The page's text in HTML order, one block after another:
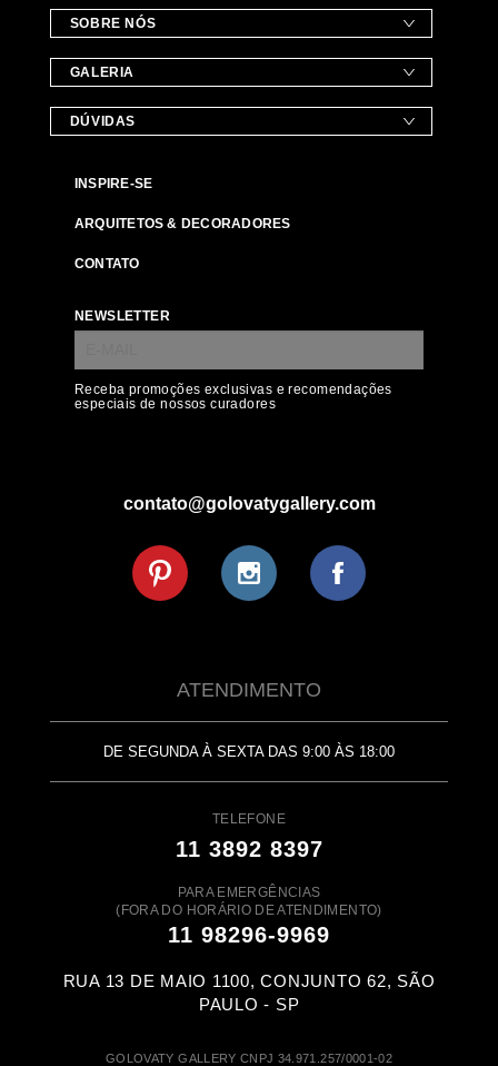
SOBRE NÓS
GALERIA
DÚVIDAS
INSPIRE-SE
ARQUITETOS & DECORADORES
CONTATO
NEWSLETTER
Receba promoções exclusivas e recomendações
especiais de nossos curadores
contato@golovatygallery.com
ATENDIMENTO
DE SEGUNDA À SEXTA DAS 9:00 ÀS 18:00
TELEFONE
11 3892 8397
PARA EMERGÊNCIAS
(FORA DO HORÁRIO DE ATENDIMENTO)
11 98296-9969
RUA 13 DE MAIO 1100, CONJUNTO 62, SÃO
PAULO - SP
GOLOVATY GALLERY CNPJ 34.971.257/0001-02